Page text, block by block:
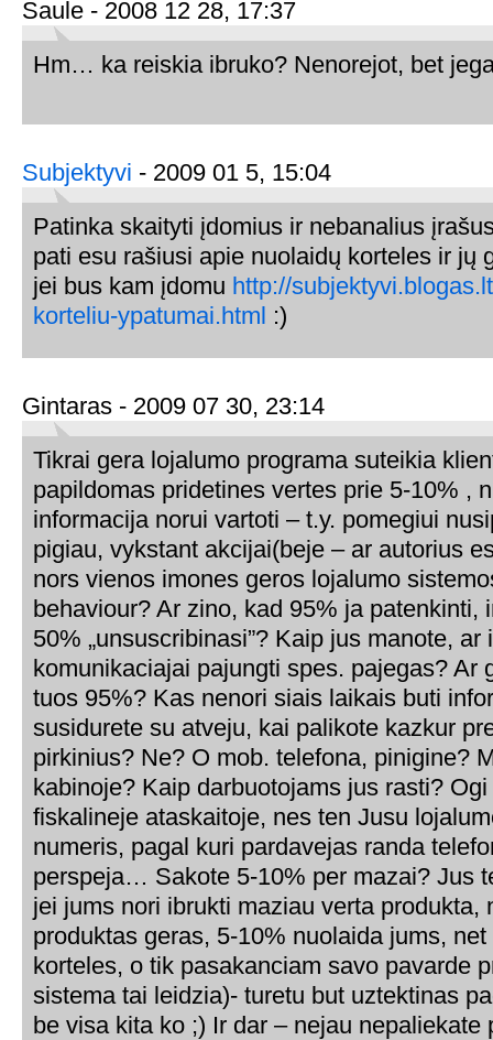
Saule - 2008 12 28, 17:37
Hm… ka reiskia ibruko? Nenorejot, bet
Subjektyvi - 2009 01 5, 15:04
Patinka skaityti įdomius ir nebanalius
pati esu rašiusi apie nuolaidų korteles ir jų
jei bus kam įdomu http://
korteliu-ypatumai.html :)
Gintaras - 2009 07 30, 23:14
Tikrai gera lojalumo programa suteikia
papildomas pridetines vertes prie 5-10% ,
informacija norui vartoti – t.y. pomegiui
pigiau, vykstant akcijai(beje – ar autorius
nors vienos imones geros lojalumo
behaviour? Ar zino, kad 95% ja patenkinti,
50% „unsuscribinasi”? Kaip jus manote, ar
komunikaciajai pajungti spes. pajegas? Ar
tuos 95%? Kas nenori siais laikais buti
susidurete su atveju, kai palikote kazkur
pirkinius? Ne? O mob. telefona, pinigine?
kabinoje? Kaip darbuotojams jus rasti?
fiskalineje ataskaitoje, nes ten Jusu
numeris, pagal kuri pardavejas randa
perspeja… Sakote 5-10% per mazai? Jus
jei jums nori ibrukti maziau verta produkta,
produktas geras, 5-10% nuolaida jums,
korteles, o tik pasakanciam savo pavarde
sistema tai leidzia)- turetu but uztektinas
be visa kita ko ;) Ir dar – nejau nepaliekate